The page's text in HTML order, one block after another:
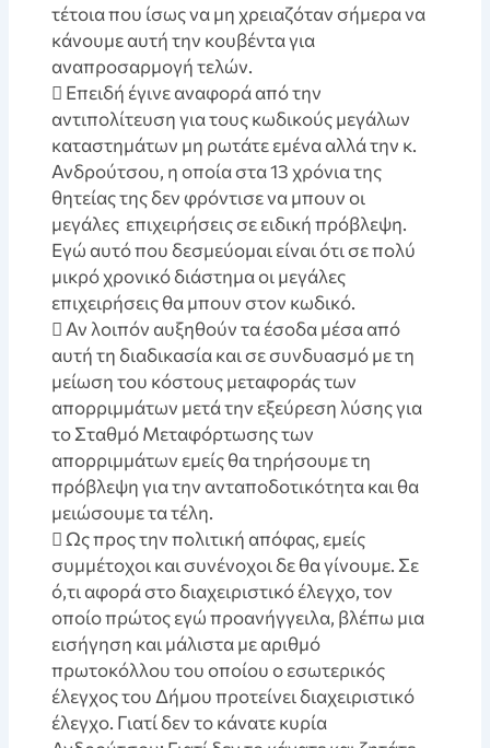
τέτοια που ίσως να μη χρειαζόταν σήμερα να
κάνουμε αυτή την κουβέντα για
αναπροσαρμογή τελών.
 Επειδή έγινε αναφορά από την
αντιπολίτευση για τους κωδικούς μεγάλων
καταστημάτων μη ρωτάτε εμένα αλλά την κ.
Ανδρούτσου, η οποία στα 13 χρόνια της
θητείας της δεν φρόντισε να μπουν οι
μεγάλες επιχειρήσεις σε ειδική πρόβλεψη.
Εγώ αυτό που δεσμεύομαι είναι ότι σε πολύ
μικρό χρονικό διάστημα οι μεγάλες
επιχειρήσεις θα μπουν στον κωδικό.
 Αν λοιπόν αυξηθούν τα έσοδα μέσα από
αυτή τη διαδικασία και σε συνδυασμό με τη
μείωση του κόστους μεταφοράς των
απορριμμάτων μετά την εξεύρεση λύσης για
το Σταθμό Μεταφόρτωσης των
απορριμμάτων εμείς θα τηρήσουμε τη
πρόβλεψη για την ανταποδοτικότητα και θα
μειώσουμε τα τέλη.
 Ως προς την πολιτική απόφας, εμείς
συμμέτοχοι και συνένοχοι δε θα γίνουμε. Σε
ό,τι αφορά στο διαχειριστικό έλεγχο, τον
οποίο πρώτος εγώ προανήγγειλα, βλέπω μια
εισήγηση και μάλιστα με αριθμό
πρωτοκόλλου του οποίου ο εσωτερικός
έλεγχος του Δήμου προτείνει διαχειριστικό
έλεγχο. Γιατί δεν το κάνατε κυρία